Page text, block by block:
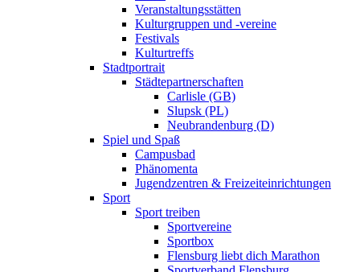
Veranstaltungsstätten
Kulturgruppen und -vereine
Festivals
Kulturtreffs
Stadtportrait
Städtepartnerschaften
Carlisle (GB)
Slupsk (PL)
Neubrandenburg (D)
Spiel und Spaß
Campusbad
Phänomenta
Jugendzentren & Freizeiteinrichtungen
Sport
Sport treiben
Sportvereine
Sportbox
Flensburg liebt dich Marathon